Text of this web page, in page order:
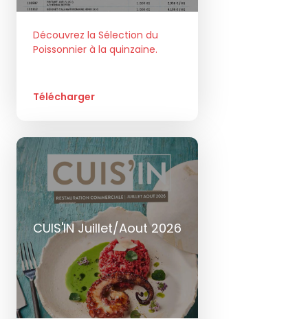
Découvrez la Sélection du
Poissonnier à la quinzaine.
Télécharger
CUIS'IN Juillet/Aout 2026